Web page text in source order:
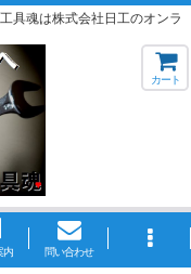
具魂は株式会社日工のオンラ
カート
内 問い合わせ